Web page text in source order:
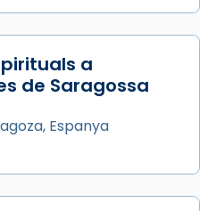
la visita apostòlica
Barcelona, i als
de Barcelona.
el cardenal Joan
a
de Saragossa
Espanya